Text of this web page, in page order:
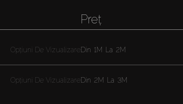
Opțiuni De Vizualizare
Opțiuni De Vizualizare
Preț
Din 1M La 2M
Din 2M La 3M